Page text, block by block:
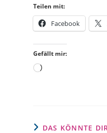
Teilen mit:
Facebook
Gefällt mir:
DAS KÖNNTE